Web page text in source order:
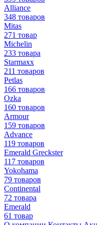
Alliance
348 товаров
Mitas
271 товар
Michelin
233 товара
Starmaxx
211 товаров
Petlas
166 товаров
Ozka
160 товаров
Armour
159 товаров
Advance
119 товаров
Emerald Greckster
117 товаров
Yokohama
79 товаров
Continental
72 товара
Emerald
61 товар